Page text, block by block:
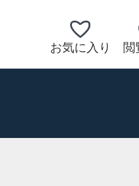
お気に入り 閲